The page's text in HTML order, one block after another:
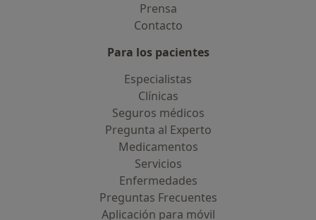
Prensa
Contacto
Para los pacientes
Especialistas
Clínicas
Seguros médicos
Pregunta al Experto
Medicamentos
Servicios
Enfermedades
Preguntas Frecuentes
Aplicación para móvil